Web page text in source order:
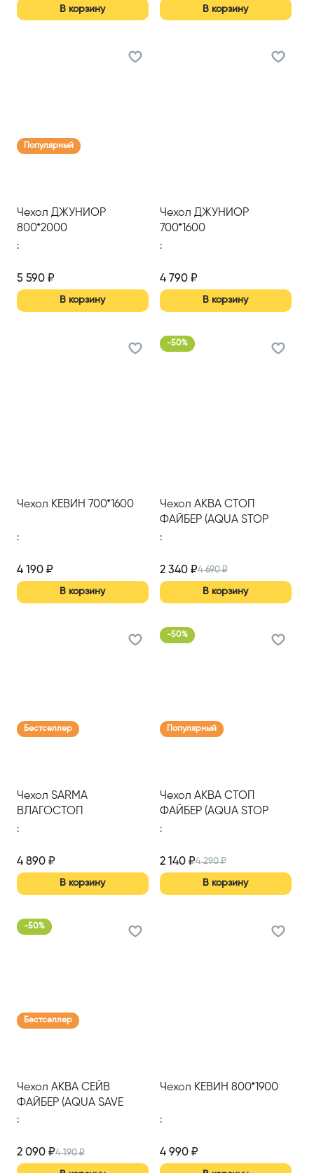
В корзину В корзину
Популярный
Чехол ДЖУНИОР
800*2000
:
5 590 ₽
В корзину
Чехол ДЖУНИОР
700*1600
:
4 790₽
В корзину
Чехол КЕВИН 700*1600
:
4 190 ₽
В корзину
-50%
Чехол АКВА СТОП
ФАЙБЕР (AQUA STOP
FIBER) 1200*2000
:
2 340₽4 690₽
В корзину
Бестселлер
Чехол SARMA
ВЛАГОСТОП
(AQUASTOP)
:
4 890 ₽
В корзину
-50%
Популярный
Чехол АКВА СТОП
ФАЙБЕР (AQUA STOP
FIBER) 900*2000
:
2 140₽4 290₽
В корзину
-50%
Бестселлер
Чехол АКВА СЕЙВ
ФАЙБЕР (AQUA SAVE
FIBER) S 900*2000
:
2 090 ₽4 190₽
Чехол КЕВИН 800*1900
:
4 990₽